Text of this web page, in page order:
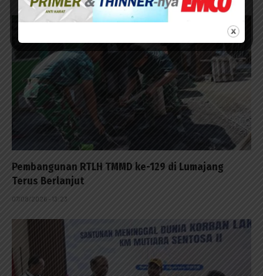
Pembangunan RTLH TMMD ke-129 di Lumajang
Terus Berlanjut
07/08/2026 - 13:23